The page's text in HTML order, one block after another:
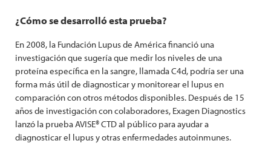
¿Cómo se desarrolló esta prueba?
En 2008, la Fundación Lupus de América financió una
investigación que sugería que medir los niveles de una
proteína específica en la sangre, llamada C4d, podría ser una
forma más útil de diagnosticar y monitorear el lupus en
comparación con otros métodos disponibles. Después de 15
años de investigación con colaboradores, Exagen Diagnostics
lanzó la prueba AVISE® CTD al público para ayudar a
diagnosticar el lupus y otras enfermedades autoinmunes.